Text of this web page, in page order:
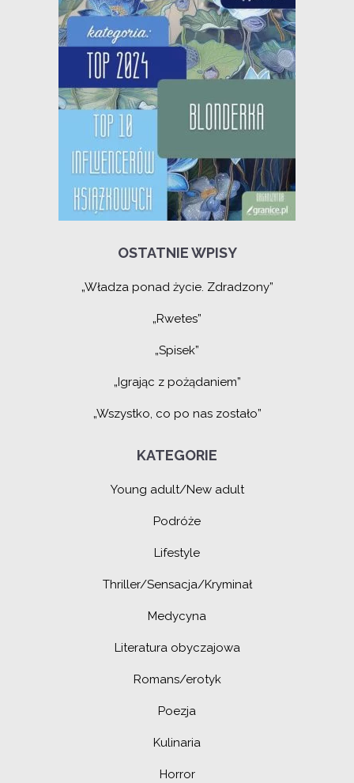
OSTATNIE WPISY
„Władza ponad życie. Zdradzony”
„Rwetes”
„Spisek”
„Igrając z pożądaniem”
„Wszystko, co po nas zostało”
KATEGORIE
Young adult/New adult
Podróże
Lifestyle
Thriller/Sensacja/Kryminał
Medycyna
Literatura obyczajowa
Romans/erotyk
Poezja
Kulinaria
Horror